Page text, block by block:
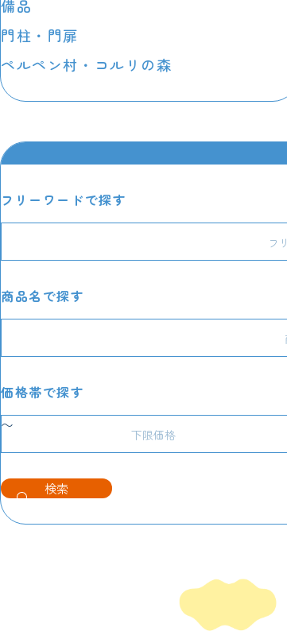
備品
門柱・門扉
ペルペン村・コルリの森
フリーワードで探す
商品名で探す
価格帯で探す